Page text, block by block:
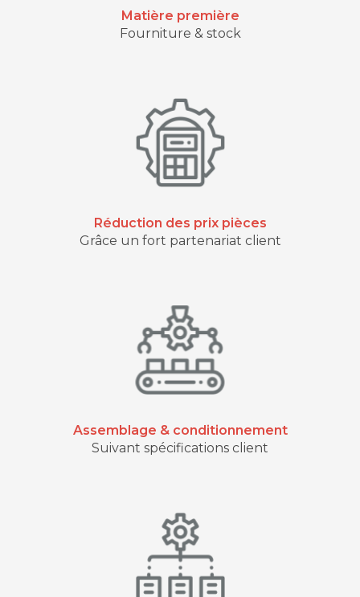
Matière première
Fourniture & stock
Réduction des prix pièces
Grâce un fort partenariat client
Assemblage & conditionnement
Suivant spécifications client